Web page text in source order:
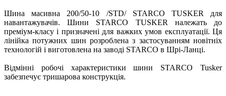
Шина масивна 200/50-10 /STD/ STARCO TUSKER для
навантажувачів. Шини STARCO TUSKER належать до
преміум-класу і призначені для важких умов експлуатації. Ця
лінійка потужних шин розроблена з застосуванням новітніх
технологій і виготовлена ​​на заводі STARCO в Шрі-Ланці.
Відмінні робочі характеристики шини STARCO Tusker
забезпечує тришарова конструкція.